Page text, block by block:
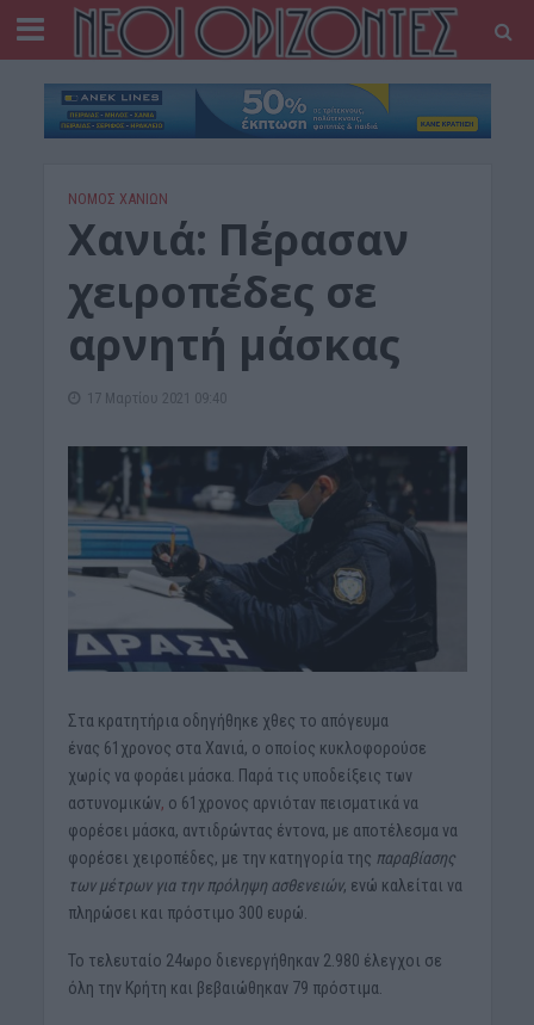
ΝΟΜΌΣ ΧΑΝΊΩΝ
Xανιά: Πέρασαν
χειροπέδες σε
αρνητή μάσκας
17 Μαρτίου 2021 09:40
Στα κρατητήρια οδηγήθηκε χθες το απόγευμα
ένας 61χρονος στα Χανιά, ο οποίος κυκλοφορούσε
χωρίς να φοράει μάσκα. Παρά τις υποδείξεις των
αστυνομικών, ο 61χρονος αρνιόταν πεισματικά να
φορέσει μάσκα, αντιδρώντας έντονα, με αποτέλεσμα να
φορέσει χειροπέδες, με την κατηγορία της παραβίασης
των μέτρων για την πρόληψη ασθενειών, ενώ καλείται να
πληρώσει και πρόστιμο 300 ευρώ.
Το τελευταίο 24ωρο διενεργήθηκαν 2.980 έλεγχοι σε
όλη την Κρήτη και βεβαιώθηκαν 79 πρόστιμα.